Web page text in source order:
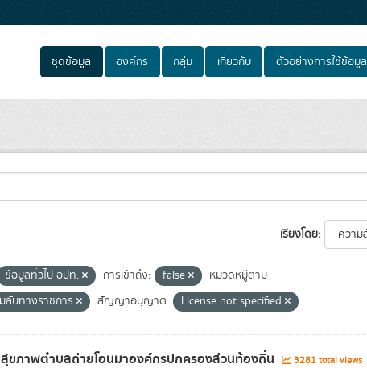
ชุดข้อมูล องค์กร กลุ่ม เกี่ยวกับ ตัวอย่างการใช้ข้อมูล
เรียงโดย
ข้อมูลทั่วไป อปท. การเข้าถึง: false
หมวดหมู่ตาม
ลับทางราชการ สัญญาอนุญาต: License not specified
สุขภาพตำบลถ่ายโอนมาองค์กรปกครองส่วนท้องถิ่น 3281 total views